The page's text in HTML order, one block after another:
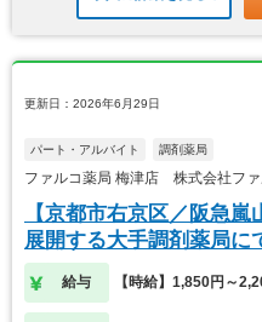
更新日：2026年6月29日
パート・アルバイト 調剤薬局
ファルコ薬局 梅津店 株式会社フ
【京都市右京区／阪急
展開する大手調剤薬局に
給与 【時給】1,850円～